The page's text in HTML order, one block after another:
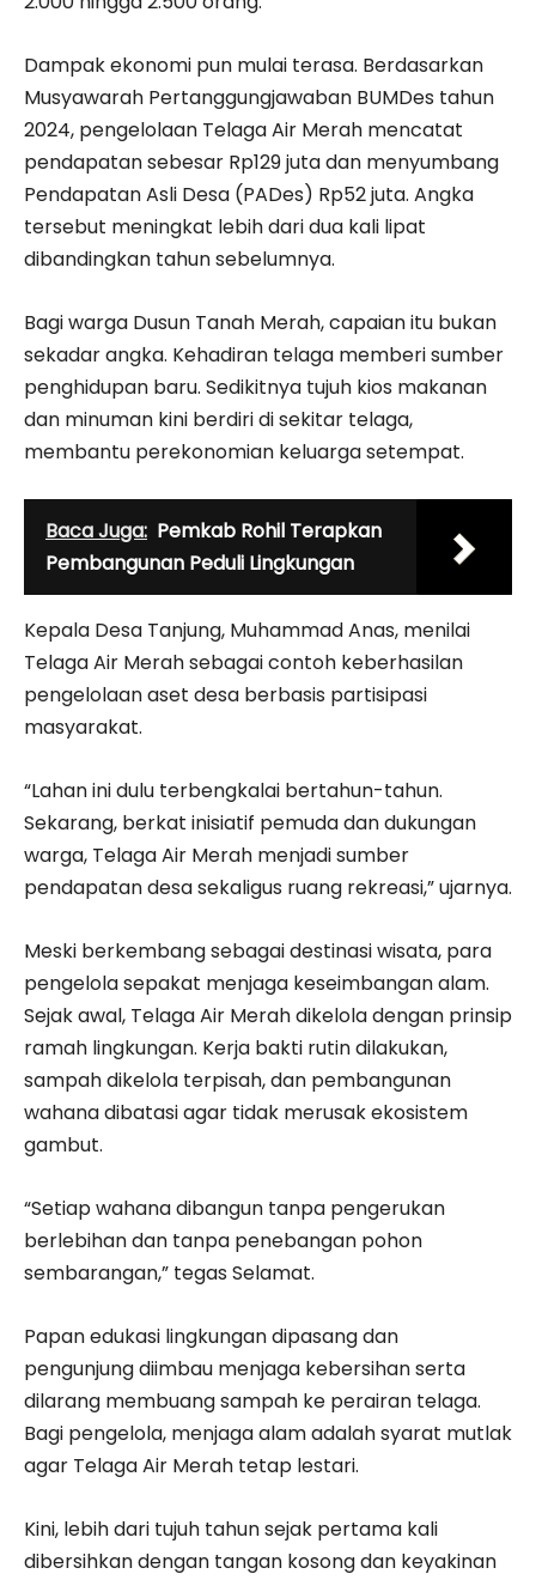
Dampak ekonomi pun mulai terasa. Berdasarkan
Musyawarah Pertanggungjawaban BUMDes tahun
2024, pengelolaan Telaga Air Merah mencatat
pendapatan sebesar Rp129 juta dan menyumbang
Pendapatan Asli Desa (PADes) Rp52 juta. Angka
tersebut meningkat lebih dari dua kali lipat
dibandingkan tahun sebelumnya.
Bagi warga Dusun Tanah Merah, capaian itu bukan
sekadar angka. Kehadiran telaga memberi sumber
penghidupan baru. Sedikitnya tujuh kios makanan
dan minuman kini berdiri di sekitar telaga,
membantu perekonomian keluarga setempat.
Baca Juga: Pemkab Rohil Terapkan
Pembangunan Peduli Lingkungan
Kepala Desa Tanjung, Muhammad Anas, menilai
Telaga Air Merah sebagai contoh keberhasilan
pengelolaan aset desa berbasis partisipasi
masyarakat.
“Lahan ini dulu terbengkalai bertahun-tahun.
Sekarang, berkat inisiatif pemuda dan dukungan
warga, Telaga Air Merah menjadi sumber
pendapatan desa sekaligus ruang rekreasi,” ujarnya.
Meski berkembang sebagai destinasi wisata, para
pengelola sepakat menjaga keseimbangan alam.
Sejak awal, Telaga Air Merah dikelola dengan prinsip
ramah lingkungan. Kerja bakti rutin dilakukan,
sampah dikelola terpisah, dan pembangunan
wahana dibatasi agar tidak merusak ekosistem
gambut.
“Setiap wahana dibangun tanpa pengerukan
berlebihan dan tanpa penebangan pohon
sembarangan,” tegas Selamat.
Papan edukasi lingkungan dipasang dan
pengunjung diimbau menjaga kebersihan serta
dilarang membuang sampah ke perairan telaga.
Bagi pengelola, menjaga alam adalah syarat mutlak
agar Telaga Air Merah tetap lestari.
Kini, lebih dari tujuh tahun sejak pertama kali
dibersihkan dengan tangan kosong dan keyakinan